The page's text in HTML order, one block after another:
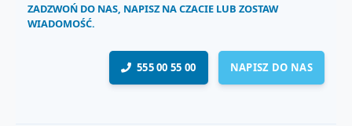
ZADZWOŃ DO NAS, NAPISZ NA CZACIE LUB ZOSTAW
WIADOMOŚĆ.
555 00 55 00 NAPISZ DO NAS